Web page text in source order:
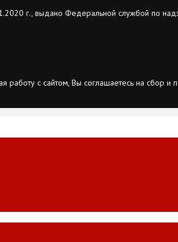
г., выдано Федеральной службой по
работу с сайтом, Вы соглашаетесь на сбор и